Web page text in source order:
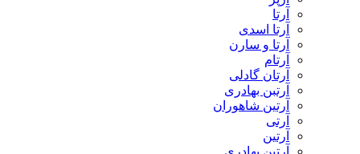
آرتا
آرتا اسدی
آرتا و سارن
آرتام
آرتان گادلی
آرتبن بهادری
آرتين شاهوران
آرتی
آرتین